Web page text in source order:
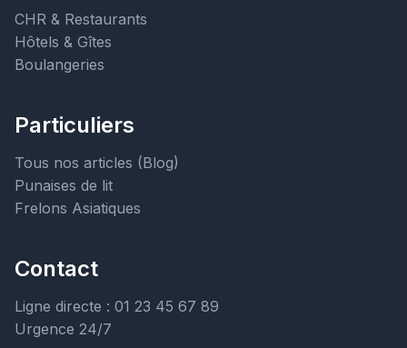
CHR & Restaurants
Hôtels & Gîtes
Boulangeries
Particuliers
Tous nos articles (Blog)
Punaises de lit
Frelons Asiatiques
Contact
Ligne directe : 01 23 45 67 89
Urgence 24/7